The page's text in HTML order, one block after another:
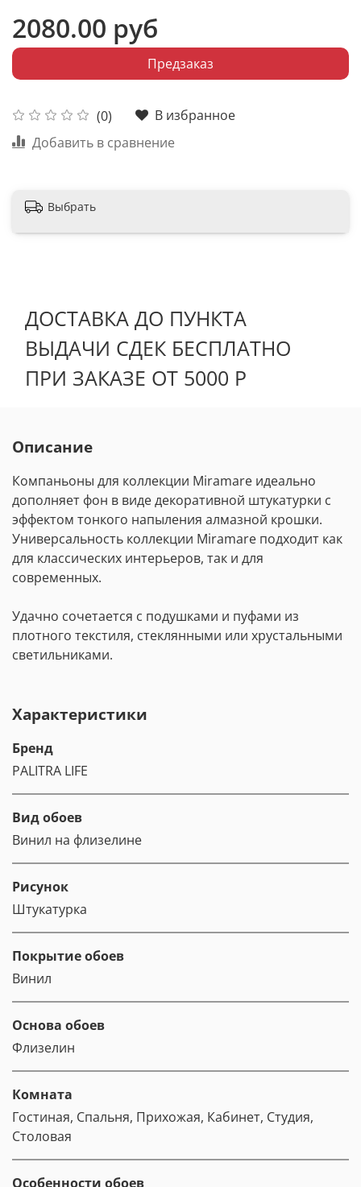
(0)
В избранное
Добавить в сравнение
2080.00 руб
Предзаказ
Выбрать
ДОСТАВКА ДО ПУНКТА
ВЫДАЧИ СДЕК БЕСПЛАТНО
ПРИ ЗАКАЗЕ ОТ 5000 Р
Описание
Компаньоны для коллекции Miramare идеально
дополняет фон в виде декоративной штукатурки с
эффектом тонкого напыления алмазной крошки.
Универсальность коллекции Miramare подходит как
для классических интерьеров, так и для
современных.
Удачно сочетается с подушками и пуфами из
плотного текстиля, стеклянными или хрустальными
светильниками.
Характеристики
Бренд
PALITRA LIFE
Вид обоев
Винил на флизелине
Рисунок
Штукатурка
Покрытие обоев
Винил
Основа обоев
Флизелин
Комната
Гостиная, Спальня, Прихожая, Кабинет, Студия,
Столовая
Особенности обоев